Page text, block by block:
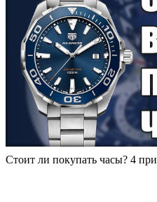
Стоит ли покупать часы? 4